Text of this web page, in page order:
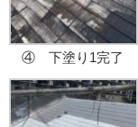
④ 下塗り1完了